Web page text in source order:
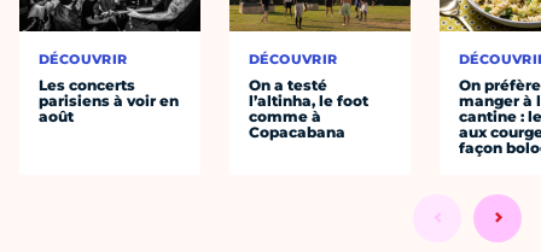
DÉCOUVRIR
Les concerts
parisiens à voir en
août
DÉCOUVRIR
On a testé
l’altinha, le foot
comme à
Copacabana
On préfère
manger à
cantine :
aux
façon